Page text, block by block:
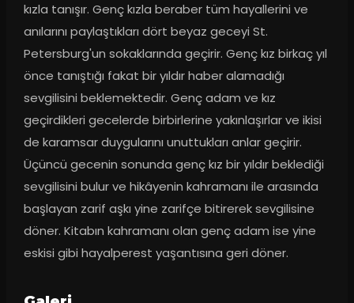
kızla tanışır. Genç kızla beraber tüm hayallerini ve
anılarını paylaştıkları dört beyaz geceyi St.
Petersburg'un sokaklarında geçirir. Genç kız birkaç yıl
önce tanıştığı fakat bir yıldır haber alamadığı
sevgilisini beklemektedir. Genç adam ve kız
geçirdikleri gecelerde birbirlerine yakınlaşırlar ve ikisi
de karamsar duygularını unuttukları anlar geçirir.
Üçüncü gecenin sonunda genç kız bir yıldır beklediği
sevgilisini bulur ve hikâyenin kahramanı ile arasında
başlayan zarif aşkı yine zarifçe bitirerek sevgilisine
döner. Kitabın kahramanı olan genç adam ise yine
eskisi gibi hayalperest yaşantısına geri döner.